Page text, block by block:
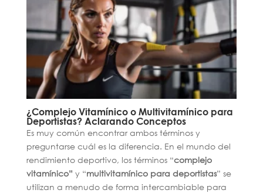
¿Complejo Vitamínico o Multivitamínico para
Deportistas? Aclarando Conceptos
Es muy común encontrar ambos términos y
preguntarse cuál es la diferencia. En el mundo del
rendimiento deportivo, los términos “complejo
vitamínico” y “multivitamínico para deportistas” se
utilizan a menudo de forma intercambiable para